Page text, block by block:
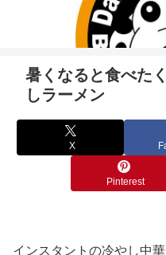
暑くなると食べた
しラーメン
X
Pinterest
インスタントの冷やし中華